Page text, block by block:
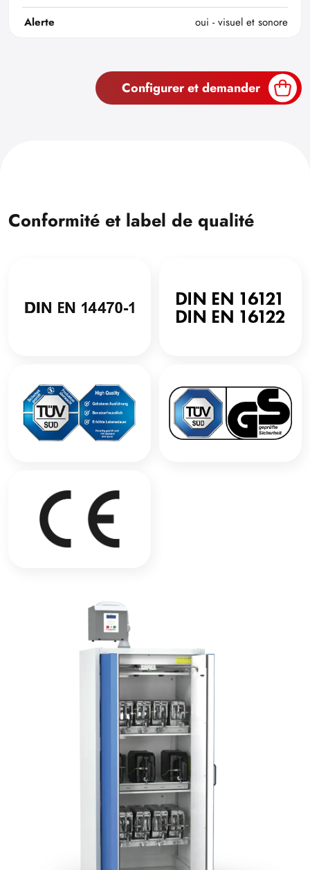
Alerte oui - visuel et sonore
Configurer et demander
Conformité et label de qualité